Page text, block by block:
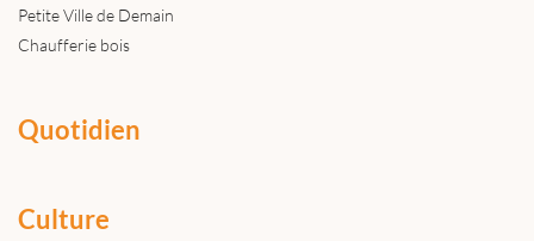
Petite Ville de Demain
Chaufferie bois
Quotidien
Culture